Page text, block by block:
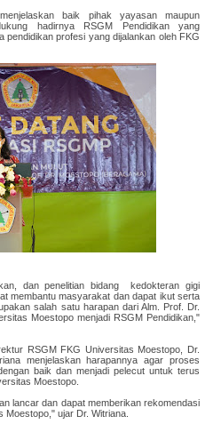
baik pihak yayasan maupun
hadirnya RSGM Pendidikan yang
pendidikan profesi yang dijalankan oleh FKG
dan penelitian bidang kedokteran gigi
membantu masyarakat dan dapat ikut serta
salah satu harapan dari Alm. Prof. Dr.
Moestopo menjadi RSGM Pendidikan,"
RSGM FKG Universitas Moestopo, Dr.
menjelaskan harapannya agar proses
baik dan menjadi pelecut untuk terus
Moestopo.
lancar dan dapat memberikan rekomendasi
ujar Dr. Witriana.